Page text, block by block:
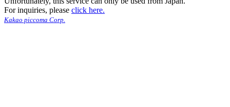
For inquiries, please click here.
Kakao piccoma Corp.